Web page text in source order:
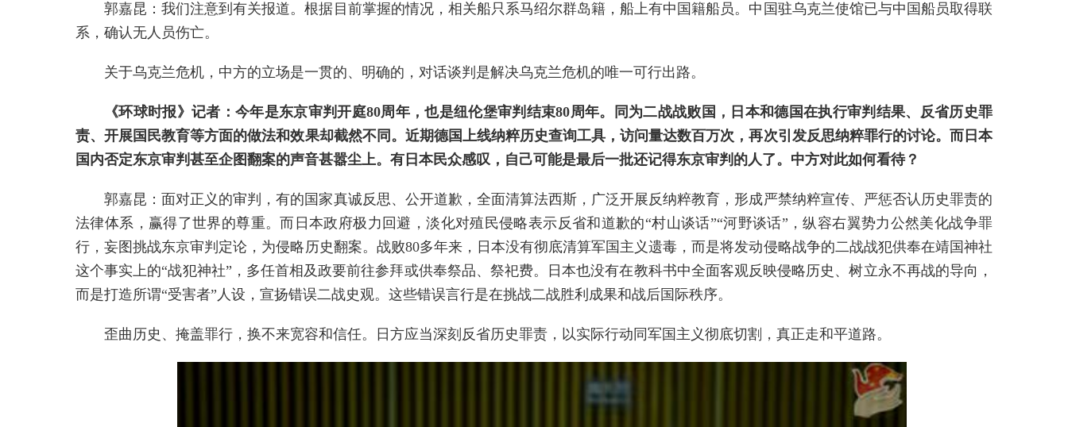
郭嘉昆：我们注意到有关报道。根据目前掌握的情况，相关船只系马绍尔群岛籍，船上有中国籍船员。中国驻乌克兰使馆已与中国船员取得联
系，确认无人员伤亡。
关于乌克兰危机，中方的立场是一贯的、明确的，对话谈判是解决乌克兰危机的唯一可行出路。
《环球时报》记者：今年是东京审判开庭80周年，也是纽伦堡审判结束80周年。同为二战战败国，日本和德国在执行审判结果、反省历史罪
责、开展国民教育等方面的做法和效果却截然不同。近期德国上线纳粹历史查询工具，访问量达数百万次，再次引发反思纳粹罪行的讨论。而日本
国内否定东京审判甚至企图翻案的声音甚嚣尘上。有日本民众感叹，自己可能是最后一批还记得东京审判的人了。中方对此如何看待？
郭嘉昆：面对正义的审判，有的国家真诚反思、公开道歉，全面清算法西斯，广泛开展反纳粹教育，形成严禁纳粹宣传、严惩否认历史罪责的
法律体系，赢得了世界的尊重。而日本政府极力回避，淡化对殖民侵略表示反省和道歉的“村山谈话”“河野谈话”，纵容右翼势力公然美化战争罪
行，妄图挑战东京审判定论，为侵略历史翻案。战败80多年来，日本没有彻底清算军国主义遗毒，而是将发动侵略战争的二战战犯供奉在靖国神社
这个事实上的“战犯神社”，多任首相及政要前往参拜或供奉祭品、祭祀费。日本也没有在教科书中全面客观反映侵略历史、树立永不再战的导向，
而是打造所谓“受害者”人设，宣扬错误二战史观。这些错误言行是在挑战二战胜利成果和战后国际秩序。
歪曲历史、掩盖罪行，换不来宽容和信任。日方应当深刻反省历史罪责，以实际行动同军国主义彻底切割，真正走和平道路。